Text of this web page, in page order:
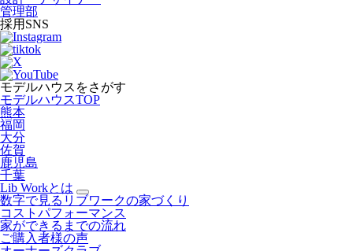
管理部
採用SNS
モデルハウスをさがす
モデルハウスTOP
熊本
福岡
大分
佐賀
鹿児島
千葉
Lib Workとは
数字で見るリブワークの家づくり
コストパフォーマンス
家ができるまでの流れ
ご購入者様の声